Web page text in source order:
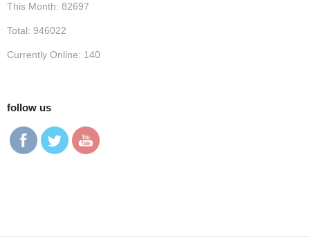
This Month: 82697
Total: 946022
Currently Online: 140
follow us